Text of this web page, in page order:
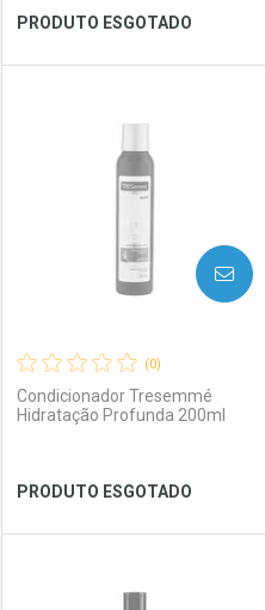
Ver Desconto Convênio
PRODUTO ESGOTADO
Laboratório
Ver Desconto Convênio
Por Menos
(0)
Condicionador Tresemmé
Hidratação Profunda 200ml
PRODUTO ESGOTADO
AVISE-ME